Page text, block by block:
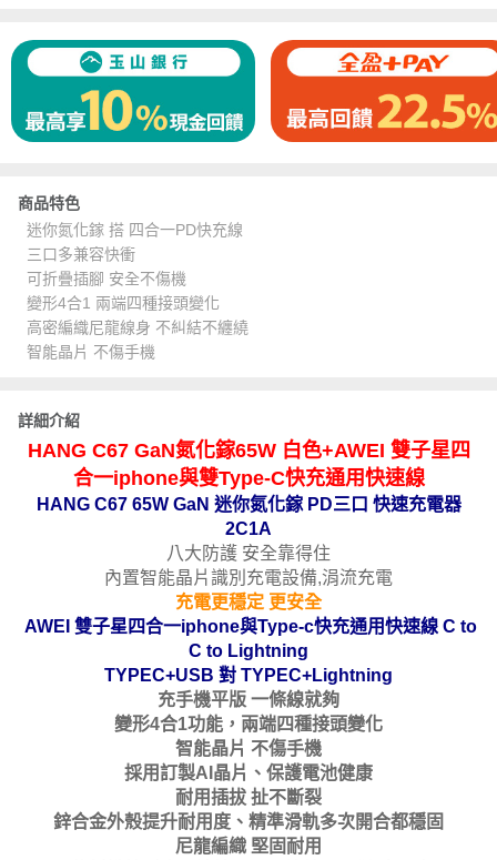
商品特色
迷你氮化鎵 搭 四合一PD快充線
三口多兼容快衝
可折疊插腳 安全不傷機
變形4合1 兩端四種接頭變化
高密編織尼龍線身 不糾結不纏繞
智能晶片 不傷手機
詳細介紹
HANG C67 GaN氮化鎵65W 白色+AWEI 雙子星四
合一iphone與雙Type-C快充通用快速線
HANG C67 65W GaN 迷你氮化鎵 PD三口 快速充電器
2C1A
八大防護 安全靠得住
內置智能晶片識別充電設備,涓流充電
充電更穩定 更安全
AWEI 雙子星四合一iphone與Type-c快充通用快速線 C to
C to Lightning
TYPEC+USB 對 TYPEC+Lightning
充手機平版 一條線就夠
變形4合1功能，兩端四種接頭變化
智能晶片 不傷手機
採用訂製AI晶片、保護電池健康
耐用插拔 扯不斷裂
鋅合金外殼提升耐用度、精準滑軌多次開合都穩固
尼龍編織 堅固耐用